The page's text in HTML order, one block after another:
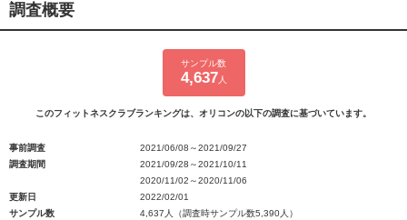
調査概要
サンプル数
4,637 人
このフィットネスクラブランキングは、オリコンの以下の調査に基づいています。
事前調査
2021/06/08～2021/09/27
調査期間
2021/09/28～2021/10/11
2020/11/02～2020/11/06
更新日
2022/02/01
サンプル数
4,637人（調査時サンプル数5,390人）